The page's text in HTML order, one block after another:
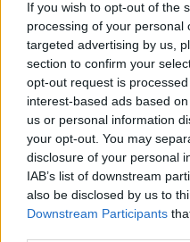
If you wish to opt-out of the
processing of your personal
targeted advertising by us,
section to confirm your
opt-out request is
interest-based ads based
us or personal information
your opt-out. You may
disclosure of your personal
IAB’s list of downstream
also be disclosed by us to
Downstream Participants
SOUVISEJÍCÍ ČLÁNKY
VÍCE OD AUTORA
Zpravodajství
Většina
výborné
Živohošti
Příbram
Přibudou i